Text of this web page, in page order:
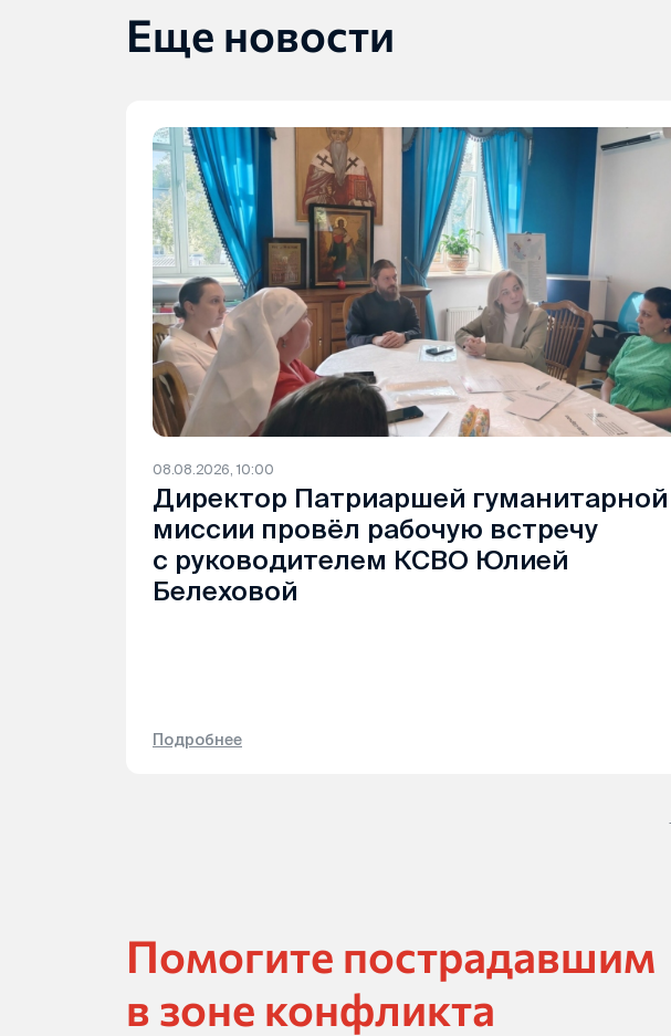
Еще новости
08.08.2026, 10:00
Директор Патриаршей гуманитарной
миссии провёл рабочую встречу
с руководителем КСВО Юлией
Белеховой
Подробнее
Помогите пострадавшим
в зоне конфликта